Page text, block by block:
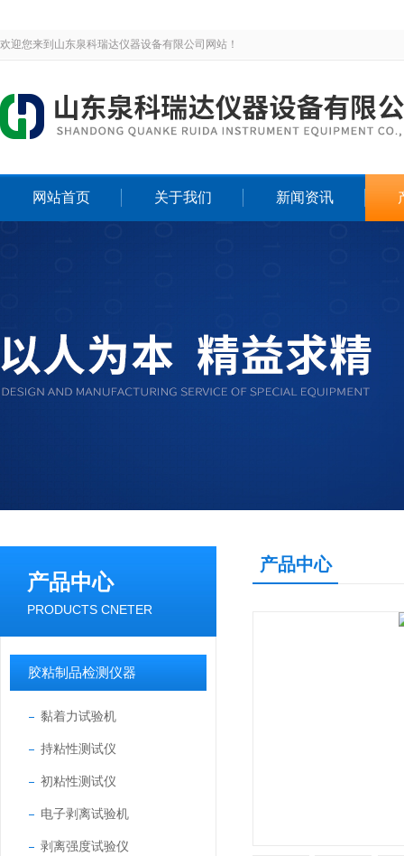
欢迎您来到山东泉科瑞达仪器设备有限公司网站！
网站首页 关于我们 新闻资讯
产品中心
PRODUCTS CNETER
胶粘制品检测仪器
黏着力试验机
持粘性测试仪
初粘性测试仪
电子剥离试验机
剥离强度试验仪
产品中心